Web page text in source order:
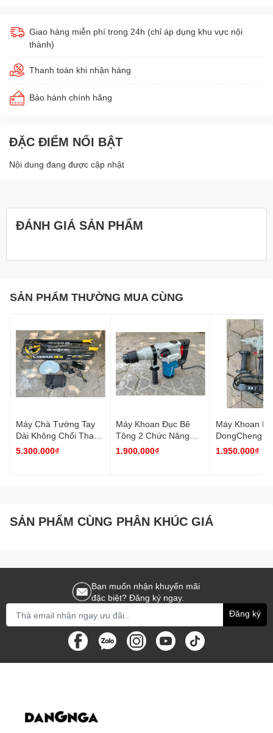
Giao hàng miễn phí trong 24h (chỉ áp dụng khu vực nội
thành)
Thanh toán khi nhận hàng
Bảo hành chính hãng
ĐẶC ĐIỂM NỔI BẬT
Nội dung đang được cập nhật
ĐÁNH GIÁ SẢN PHẨM
SẢN PHẨM THƯỜNG MUA CÙNG
Máy Chà Tường Tay
Dài Không Chổi Than
LIEMA ( Chưa Có Máy
5.300.000₫
Máy Khoan Đục Bê
Tông 2 Chức Năng
DongCheng DZC03-28
1.900.000₫
Máy Khoan
DongCheng
110 ( Có
1.950.000₫
SẢN PHẨM CÙNG PHÂN KHÚC GIÁ
Bạn muốn nhận khuyến mãi
đặc biệt? Đăng ký ngay.
Đăng ký